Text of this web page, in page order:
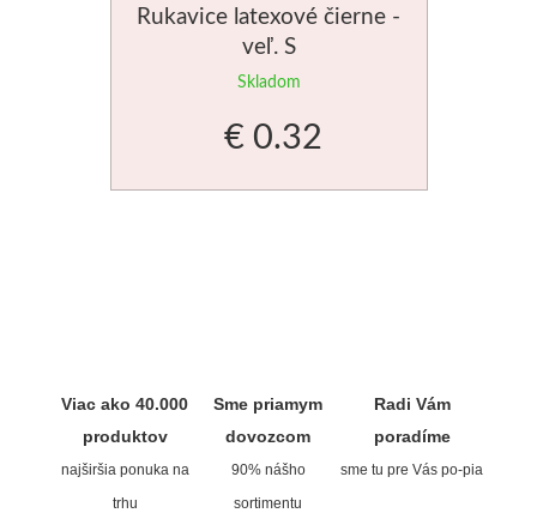
Rukavice latexové čierne -
veľ. S
Skladom
€ 0.32
Viac ako 40.000
produktov
Sme priamym
dovozcom
Radi Vám
poradíme
najširšia ponuka na
trhu
90% nášho
sortimentu
sme tu pre Vás po-pia